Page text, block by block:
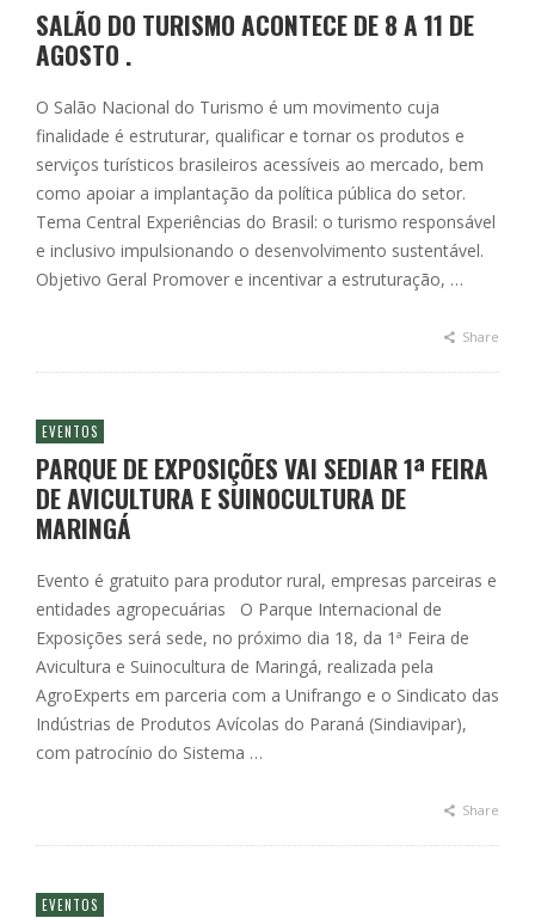
SALÃO DO TURISMO ACONTECE DE 8 A 11 DE
AGOSTO .
O Salão Nacional do Turismo é um movimento cuja
finalidade é estruturar, qualificar e tornar os produtos e
serviços turísticos brasileiros acessíveis ao mercado, bem
como apoiar a implantação da política pública do setor.
Tema Central Experiências do Brasil: o turismo responsável
e inclusivo impulsionando o desenvolvimento sustentável.
Objetivo Geral Promover e incentivar a estruturação, …
Share
EVENTOS
PARQUE DE EXPOSIÇÕES VAI SEDIAR 1ª FEIRA
DE AVICULTURA E SUINOCULTURA DE
MARINGÁ
Evento é gratuito para produtor rural, empresas parceiras e
entidades agropecuárias O Parque Internacional de
Exposições será sede, no próximo dia 18, da 1ª Feira de
Avicultura e Suinocultura de Maringá, realizada pela
AgroExperts em parceria com a Unifrango e o Sindicato das
Indústrias de Produtos Avícolas do Paraná (Sindiavipar),
com patrocínio do Sistema …
Share
EVENTOS